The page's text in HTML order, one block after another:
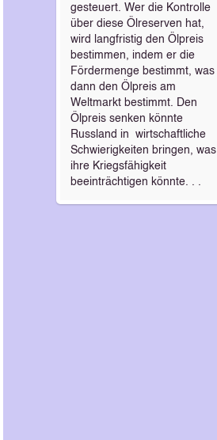
gesteuert. Wer die Kontrolle
über diese Ölreserven hat,
wird langfristig den Ölpreis
bestimmen, indem er die
Fördermenge bestimmt, was
dann den Ölpreis am
Weltmarkt bestimmt. Den
Ölpreis senken könnte
Russland in wirtschaftliche
Schwierigkeiten bringen, was
ihre Kriegsfähigkeit
beeinträchtigen könnte. . .